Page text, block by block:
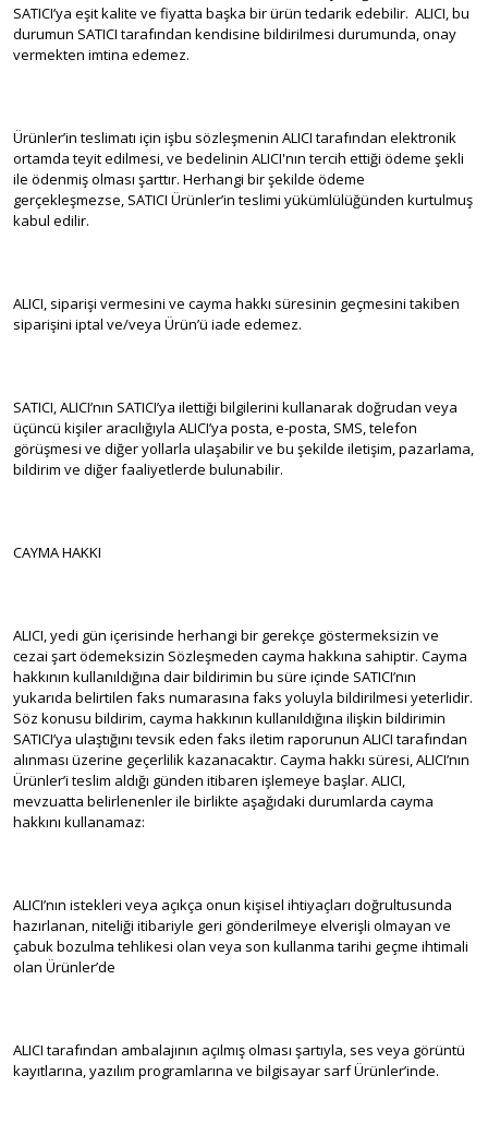
SATICI’ya eşit kalite ve fiyatta başka bir ürün tedarik edebilir. ALICI, bu
durumun SATICI tarafından kendisine bildirilmesi durumunda, onay
vermekten imtina edemez.
Ürünler’in teslimatı için işbu sözleşmenin ALICI tarafından elektronik
ortamda teyit edilmesi, ve bedelinin ALICI'nın tercih ettiği ödeme şekli
ile ödenmiş olması şarttır. Herhangi bir şekilde ödeme
gerçekleşmezse, SATICI Ürünler’in teslimi yükümlülüğünden kurtulmuş
kabul edilir.
ALICI, siparişi vermesini ve cayma hakkı süresinin geçmesini takiben
siparişini iptal ve/veya Ürün’ü iade edemez.
SATICI, ALICI’nın SATICI’ya ilettiği bilgilerini kullanarak doğrudan veya
üçüncü kişiler aracılığıyla ALICI’ya posta, e-posta, SMS, telefon
görüşmesi ve diğer yollarla ulaşabilir ve bu şekilde iletişim, pazarlama,
bildirim ve diğer faaliyetlerde bulunabilir.
CAYMA HAKKI
ALICI, yedi gün içerisinde herhangi bir gerekçe göstermeksizin ve
cezai şart ödemeksizin Sözleşmeden cayma hakkına sahiptir. Cayma
hakkının kullanıldığına dair bildirimin bu süre içinde SATICI’nın
yukarıda belirtilen faks numarasına faks yoluyla bildirilmesi yeterlidir.
Söz konusu bildirim, cayma hakkının kullanıldığına ilişkin bildirimin
SATICI’ya ulaştığını tevsik eden faks iletim raporunun ALICI tarafından
alınması üzerine geçerlilik kazanacaktır. Cayma hakkı süresi, ALICI’nın
Ürünler’i teslim aldığı günden itibaren işlemeye başlar. ALICI,
mevzuatta belirlenenler ile birlikte aşağıdaki durumlarda cayma
hakkını kullanamaz:
ALICI’nın istekleri veya açıkça onun kişisel ihtiyaçları doğrultusunda
hazırlanan, niteliği itibariyle geri gönderilmeye elverişli olmayan ve
çabuk bozulma tehlikesi olan veya son kullanma tarihi geçme ihtimali
olan Ürünler’de
ALICI tarafından ambalajının açılmış olması şartıyla, ses veya görüntü
kayıtlarına, yazılım programlarına ve bilgisayar sarf Ürünler’inde.